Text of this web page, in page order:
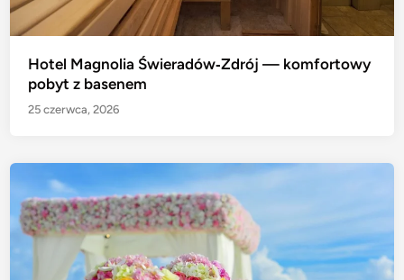
Hotel Magnolia Świeradów‑Zdrój — komfortowy
pobyt z basenem
25 czerwca, 2026